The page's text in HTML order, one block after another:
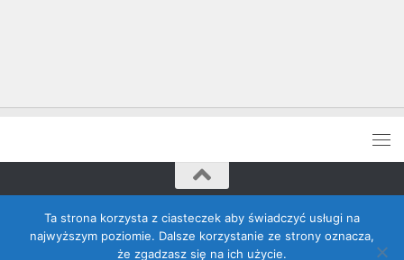
Rada Banino © 2026. Wszelkie prawa zastrzeżone
Ta strona korzysta z ciasteczek aby świadczyć usługi na
najwyższym poziomie. Dalsze korzystanie ze strony oznacza,
że zgadzasz się na ich użycie.